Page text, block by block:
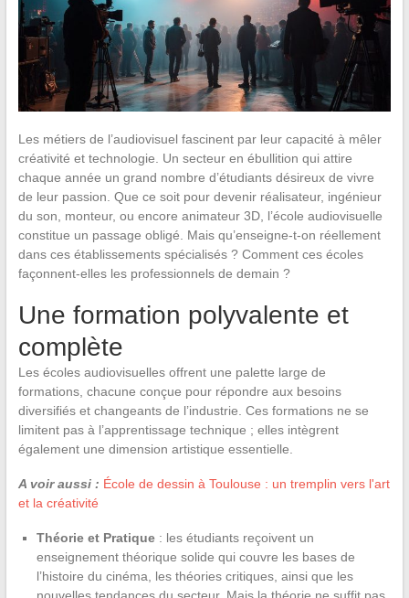
Les métiers de l’audiovisuel fascinent par leur capacité à mêler
créativité et technologie. Un secteur en ébullition qui attire
chaque année un grand nombre d’étudiants désireux de vivre
de leur passion. Que ce soit pour devenir réalisateur, ingénieur
du son, monteur, ou encore animateur 3D, l’école audiovisuelle
constitue un passage obligé. Mais qu’enseigne-t-on réellement
dans ces établissements spécialisés ? Comment ces écoles
façonnent-elles les professionnels de demain ?
Une formation polyvalente et
complète
Les écoles audiovisuelles offrent une palette large de
formations, chacune conçue pour répondre aux besoins
diversifiés et changeants de l’industrie. Ces formations ne se
limitent pas à l’apprentissage technique ; elles intègrent
également une dimension artistique essentielle.
A voir aussi : École de dessin à Toulouse : un tremplin vers l'art
et la créativité
Théorie et Pratique: les étudiants reçoivent un
enseignement théorique solide qui couvre les bases de
l’histoire du cinéma, les théories critiques, ainsi que les